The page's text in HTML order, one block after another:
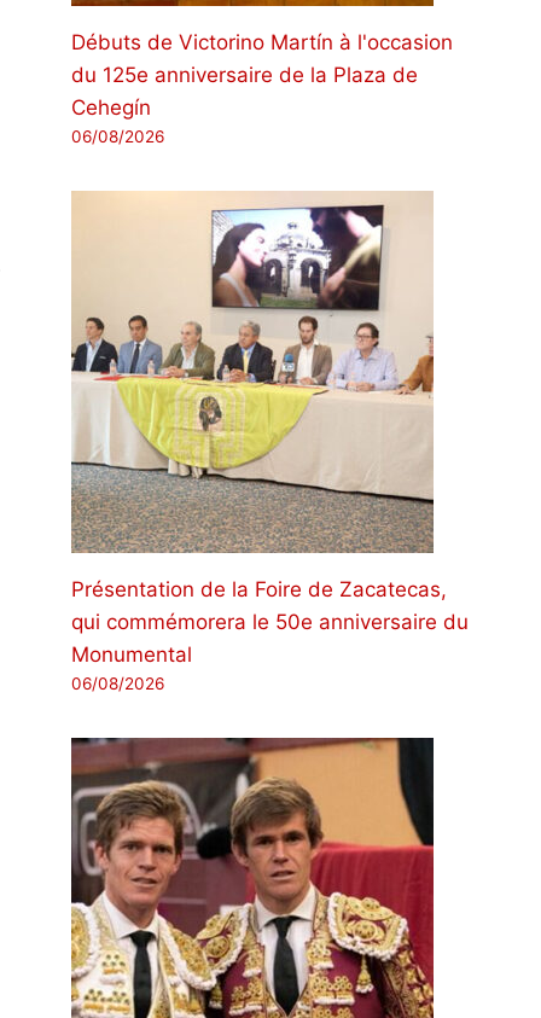
Débuts de Victorino Martín à l'occasion
du 125e anniversaire de la Plaza de
Cehegín
06/08/2026
Présentation de la Foire de Zacatecas,
qui commémorera le 50e anniversaire du
Monumental
06/08/2026